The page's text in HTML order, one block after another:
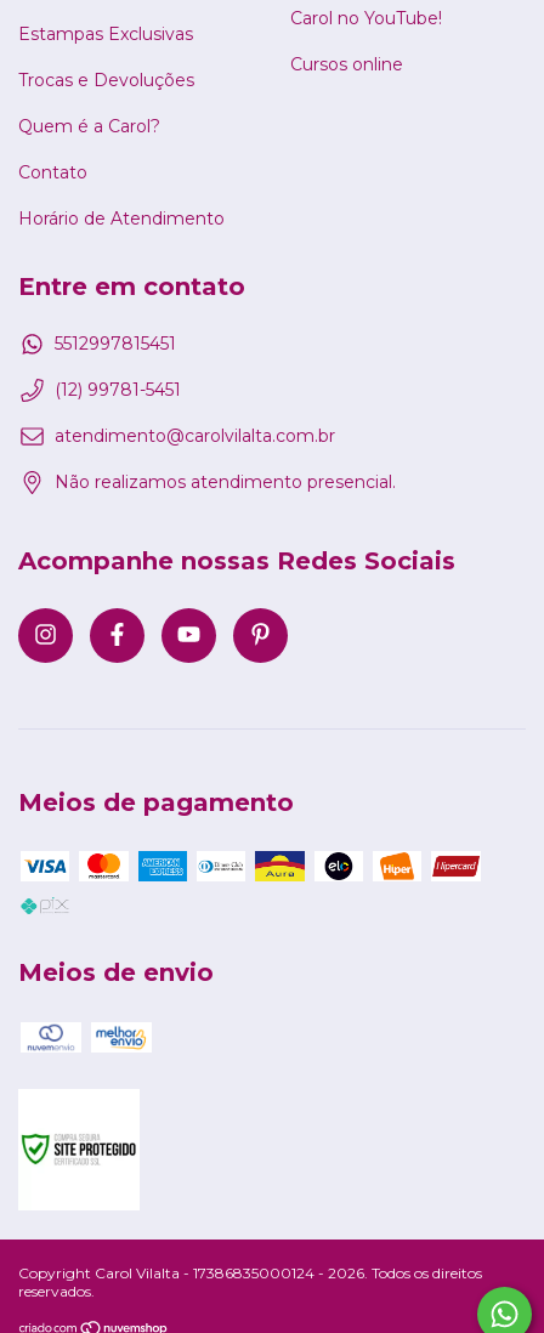
Estampas Exclusivas
Trocas e Devoluções
Quem é a Carol?
Contato
Horário de Atendimento
Carol no YouTube!
Cursos online
Entre em contato
5512997815451
(12) 99781-5451
atendimento@carolvilalta.com.br
Não realizamos atendimento presencial.
Acompanhe nossas Redes Sociais
Meios de pagamento
Meios de envio
Copyright Carol Vilalta - 17386835000124 - 2026. Todos os direitos
reservados.